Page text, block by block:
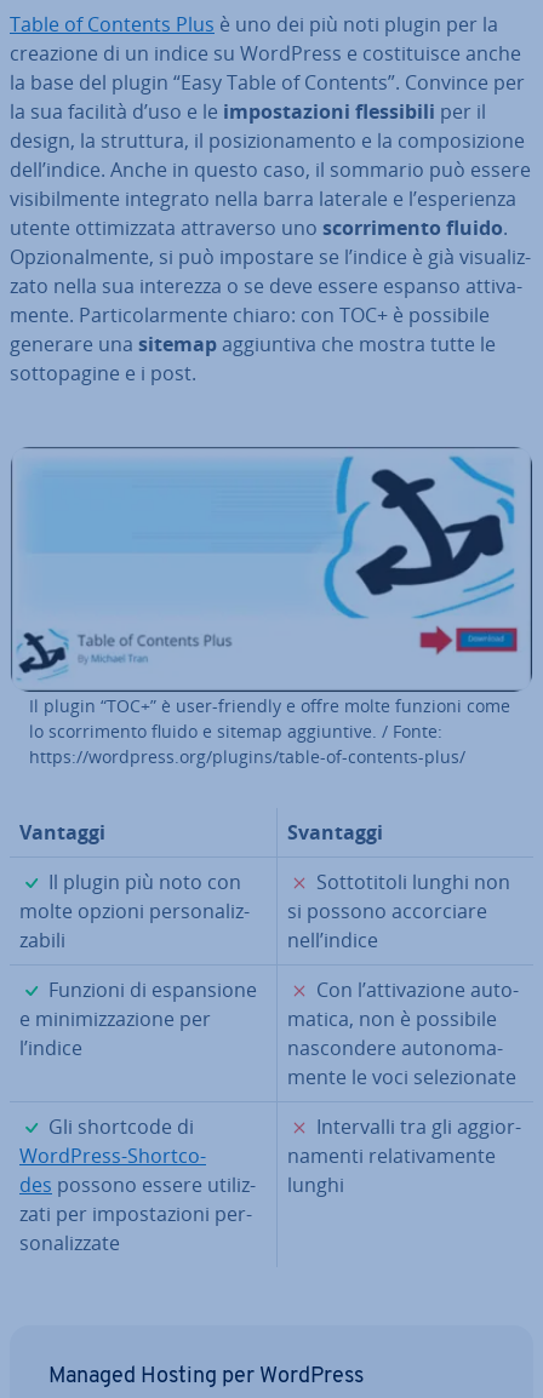
Table of Contents Plus è uno dei più noti plugin per la
creazione di un indice su WordPress e co­sti­tui­sce anche
la base del plugin “Easy Table of Contents”. Convince per
la sua facilità d’uso e le im­po­sta­zio­ni fles­si­bi­li per il
design, la struttura, il po­si­zio­na­men­to e la com­po­si­zio­ne
dell’indice. Anche in questo caso, il sommario può essere
vi­si­bil­men­te integrato nella barra laterale e l’espe­rien­za
utente ot­ti­miz­za­ta at­tra­ver­so uno scor­ri­men­to fluido.
Op­zio­nal­men­te, si può impostare se l’indice è già vi­sua­liz­
za­to nella sua interezza o se deve essere espanso at­ti­va­
men­te. Par­ti­co­lar­men­te chiaro: con TOC+ è possibile
generare una sitemapag­giun­ti­va che mostra tutte le
sot­to­pa­gi­ne e i post.
Il plugin “TOC+” è user-friendly e offre molte funzioni come
lo scor­ri­men­to fluido e sitemap ag­giun­ti­ve. / Fonte:
https://wordpress.org/plugins/table-of-contents-plus/
Vantaggi
Svantaggi
✓
Il plugin più noto con
molte opzioni per­so­na­liz­
za­bi­li
✗
Sot­to­ti­to­li lunghi non
si possono ac­cor­cia­re
nell’indice
✓
Funzioni di espan­sio­ne
e mi­ni­miz­za­zio­ne per
l’indice
✗
Con l’at­ti­va­zio­ne au­to­
ma­ti­ca, non è possibile
na­scon­de­re au­to­no­ma­
men­te le voci se­le­zio­na­te
✓
Gli shortcode di
WordPress-Short­co­
des possono essere uti­liz­
za­ti per im­po­sta­zio­ni per­
so­na­liz­za­te
✗
In­ter­val­li tra gli ag­gior­
na­men­ti re­la­ti­va­men­te
lunghi
Managed Hosting per WordPress